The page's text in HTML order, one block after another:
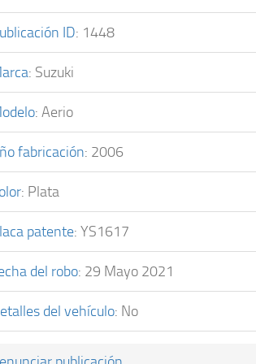
ID: 1448
: Suzuki
: Aerio
fabricación: 2006
: Plata
patente: YS1617
del robo: 29 Mayo 2021
del vehículo: No